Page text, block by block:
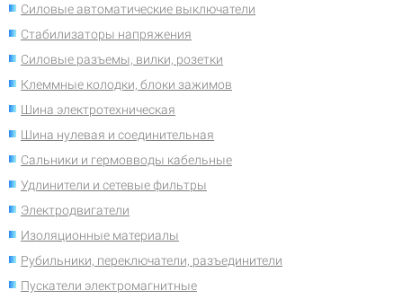
Силовые автоматические выключатели
Стабилизаторы напряжения
Силовые разъемы, вилки, розетки
Клеммные колодки, блоки зажимов
Шина электротехническая
Шина нулевая и соединительная
Сальники и гермовводы кабельные
Удлинители и сетевые фильтры
Электродвигатели
Изоляционные материалы
Рубильники, переключатели, разъединители
Пускатели электромагнитные